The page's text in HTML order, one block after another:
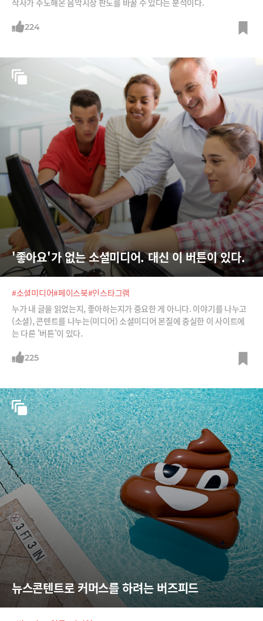
작사가 주도해온 음악시장 판도를 바꿀 수 있다는 분석이다.
224
'좋아요'가 없는 소셜미디어. 대신 이 버튼이 있다.
#소셜미디어#페이스북#인스타그램
누가 내 글을 읽었는지, 좋아하는지가 중요한 게 아니다. 이야기를 나누고
(소셜), 콘텐트를 나누는(미디어) 소셜미디어 본질에 충실한 이 사이트에
는 다른 '버튼'이 있다.
225
뉴스콘텐트로 커머스를 하려는 버즈피드